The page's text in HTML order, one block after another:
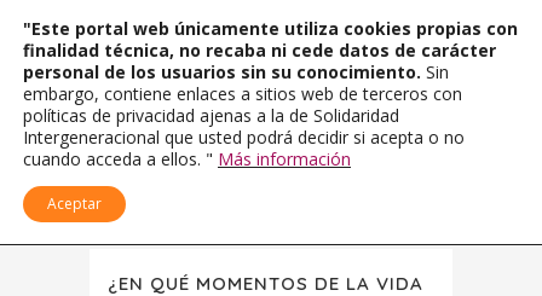
¿EN QUÉ MOMENTOS DE LA VIDA
"Este portal web únicamente utiliza cookies propias con
finalidad técnica, no recaba ni cede datos de carácter
personal de los usuarios sin su conocimiento. Sin
embargo, contiene enlaces a sitios web de terceros con
políticas de privacidad ajenas a la de Solidaridad
Intergeneracional que usted podrá decidir si acepta o no
cuando acceda a ellos. " Más información
Aceptar